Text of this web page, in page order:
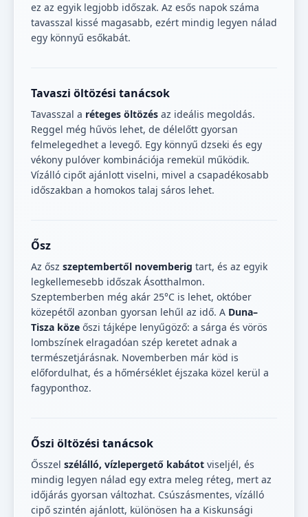
ez az egyik legjobb időszak. Az esős napok száma
tavasszal kissé magasabb, ezért mindig legyen nálad
egy könnyű esőkabát.
Tavaszi öltözési tanácsok
Tavasszal a réteges öltözés az ideális megoldás.
Reggel még hűvös lehet, de délelőtt gyorsan
felmelegedhet a levegő. Egy könnyű dzseki és egy
vékony pulóver kombinációja remekül működik.
Vízálló cipőt ajánlott viselni, mivel a csapadékosabb
időszakban a homokos talaj sáros lehet.
Ősz
Az ősz szeptembertől novemberig tart, és az egyik
legkellemesebb időszak Ásotthalmon.
Szeptemberben még akár 25°C is lehet, október
közepétől azonban gyorsan lehűl az idő. A Duna–
Tisza köze őszi tájképe lenyűgöző: a sárga és vörös
lombszínek elragadóan szép keretet adnak a
természetjárásnak. Novemberben már köd is
előfordulhat, és a hőmérséklet éjszaka közel kerül a
fagyponthoz.
Őszi öltözési tanácsok
Ősszel szélálló, vízlepergető kabátot viseljél, és
mindig legyen nálad egy extra meleg réteg, mert az
időjárás gyorsan változhat. Csúszásmentes, vízálló
cipő szintén ajánlott, különösen ha a Kiskunsági